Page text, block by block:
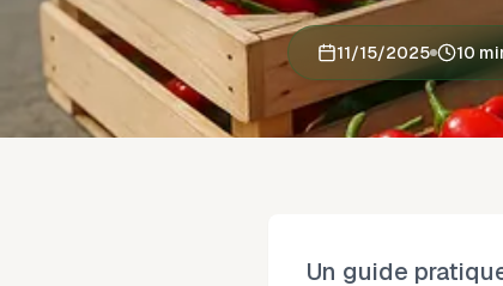
11/15/2025 10
Un guide